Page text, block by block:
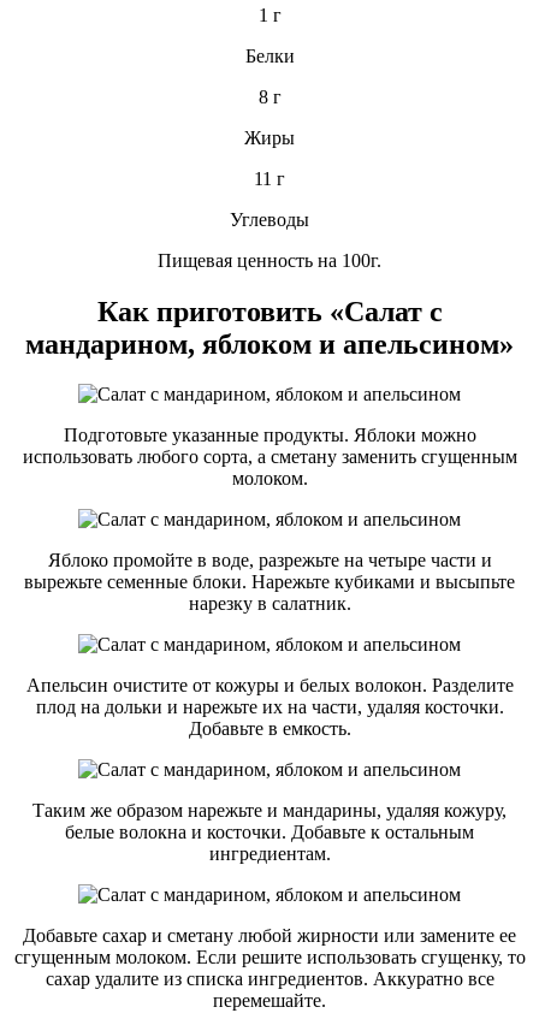
1 г
Белки
8 г
Жиры
11 г
Углеводы
Пищевая ценность на 100г.
Как приготовить «Салат с
мандарином, яблоком и апельсином»
Подготовьте указанные продукты. Яблоки можно
использовать любого сорта, а сметану заменить сгущенным
молоком.
Яблоко промойте в воде, разрежьте на четыре части и
вырежьте семенные блоки. Нарежьте кубиками и высыпьте
нарезку в салатник.
Апельсин очистите от кожуры и белых волокон. Разделите
плод на дольки и нарежьте их на части, удаляя косточки.
Добавьте в емкость.
Таким же образом нарежьте и мандарины, удаляя кожуру,
белые волокна и косточки. Добавьте к остальным
ингредиентам.
Добавьте сахар и сметану любой жирности или замените ее
сгущенным молоком. Если решите использовать сгущенку, то
сахар удалите из списка ингредиентов. Аккуратно все
перемешайте.